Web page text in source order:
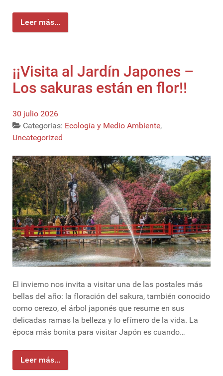
Leer más...
¡¡Visita al Jardín Japones –
Los sakuras están en flor!!
30 julio 2026
Categorias: Ecología y Medio Ambiente,
Uncategorized
El invierno nos invita a visitar una de las postales más
bellas del año: la floración del sakura, también conocido
como cerezo, el árbol japonés que resume en sus
delicadas ramas la belleza y lo efímero de la vida. La
época más bonita para visitar Japón es cuando…
Leer más...